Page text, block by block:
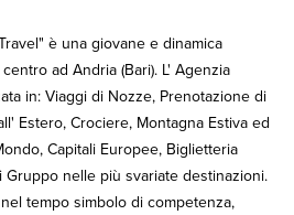
è una giovane e dinamica
ad Andria (Bari). L' Agenzia
in: Viaggi di Nozze, Prenotazione di
Estero, Crociere, Montagna Estiva ed
Capitali Europee, Biglietteria
nelle più svariate destinazioni.
tempo simbolo di competenza,